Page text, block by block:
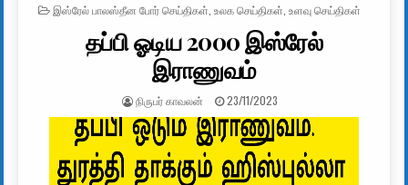
POSTED IN
இஸ்ரேல் பாலஸ்தீன போர் செய்திகள் உலக செய்திகள் உளவு செய்திகள்
தப்பி ஓடிய 2000 இஸ்ரேல்
இராணுவம்
AUTHOR:
நிருபர் காவலன் PUBLISHED DATE:
23/11/2023